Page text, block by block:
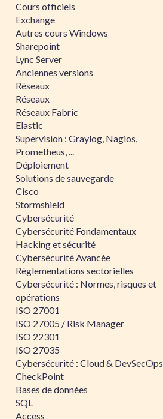
Cours officiels
Exchange
Autres cours Windows
Sharepoint
Lync Server
Anciennes versions
Réseaux
Réseaux
Réseaux Fabric
Elastic
Supervision : Graylog, Nagios,
Prometheus, ...
Déploiement
Solutions de sauvegarde
Cisco
Stormshield
Cybersécurité
Cybersécurité Fondamentaux
Hacking et sécurité
Cybersécurité Avancée
Règlementations sectorielles
Cybersécurité : Normes, risques et
opérations
ISO 27001
ISO 27005 / Risk Manager
ISO 22301
ISO 27035
Cybersécurité : Cloud & DevSecOps
CheckPoint
Bases de données
SQL
Access